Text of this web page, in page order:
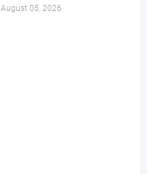
August 05, 2026